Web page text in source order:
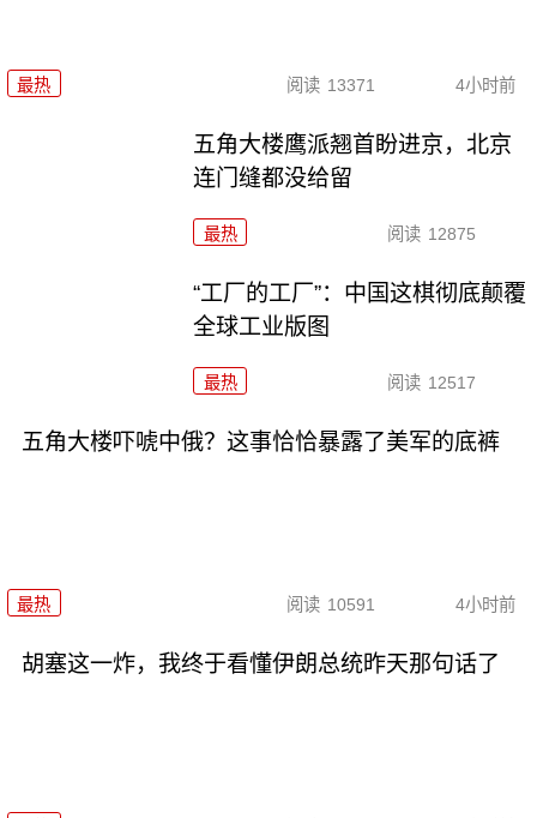
最热 阅读 13371 4小时前
五角大楼鹰派翘首盼进京，北京
连门缝都没给留
最热 阅读 12875
“工厂的工厂”：中国这棋彻底颠覆
全球工业版图
最热 阅读 12517
五角大楼吓唬中俄？这事恰恰暴露了美军的底裤
最热 阅读 10591 4小时前
胡塞这一炸，我终于看懂伊朗总统昨天那句话了